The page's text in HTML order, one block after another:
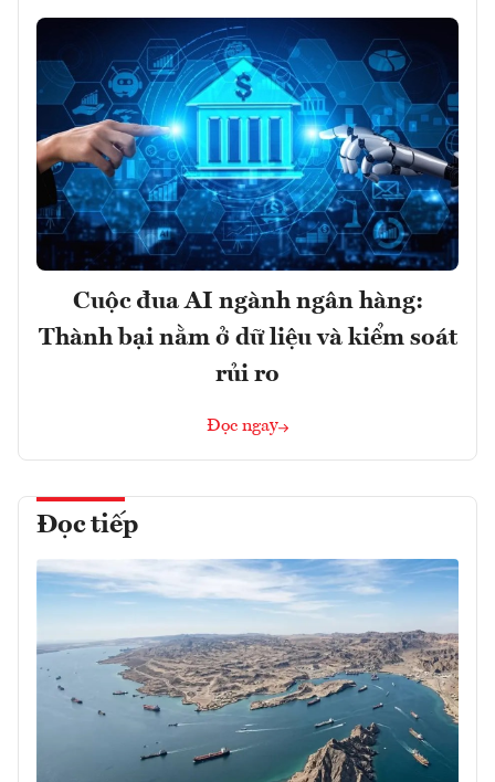
Cuộc đua AI ngành ngân hàng:
Thành bại nằm ở dữ liệu và kiểm soát
rủi ro
Đọc ngay
Đọc tiếp